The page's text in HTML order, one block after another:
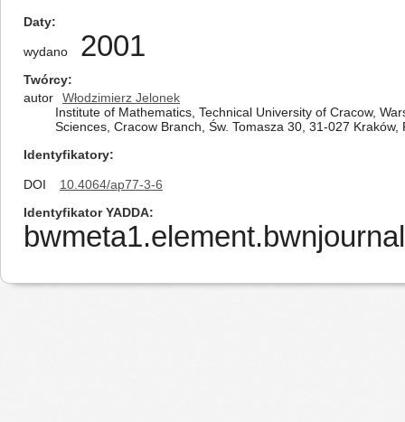
Daty
wydano 2001
Twórcy
autor
Włodzimierz Jelonek
Institute of Mathematics, Technical University of Cracow,
Sciences, Cracow Branch, Św. Tomasza 30, 31-027 Kraków,
Identyfikatory
DOI
10.4064/ap77-3-6
Identyfikator YADDA